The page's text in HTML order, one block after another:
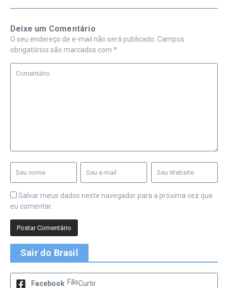
Deixe um Comentário
O seu endereço de e-mail não será publicado. Campos
obrigatórios são marcados com *
Salvar meus dados neste navegador para a próxima vez que
eu comentar.
Sair do Brasil
Facebook FãsCurtir